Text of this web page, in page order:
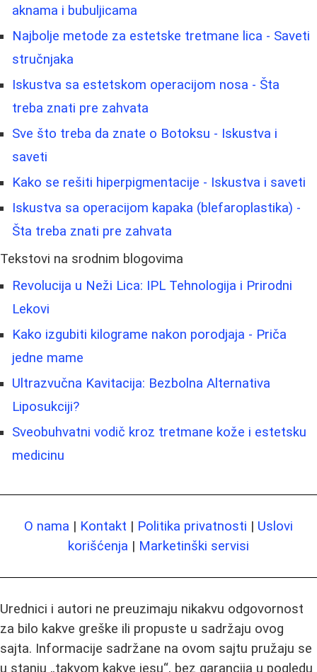
aknama i bubuljicama
Najbolje metode za estetske tretmane lica - Saveti
stručnjaka
Iskustva sa estetskom operacijom nosa - Šta
treba znati pre zahvata
Sve što treba da znate o Botoksu - Iskustva i
saveti
Kako se rešiti hiperpigmentacije - Iskustva i saveti
Iskustva sa operacijom kapaka (blefaroplastika) -
Šta treba znati pre zahvata
Tekstovi na srodnim blogovima
Revolucija u Neži Lica: IPL Tehnologija i Prirodni
Lekovi
Kako izgubiti kilograme nakon porodjaja - Priča
jedne mame
Ultrazvučna Kavitacija: Bezbolna Alternativa
Liposukciji?
Sveobuhvatni vodič kroz tretmane kože i estetsku
medicinu
O nama | Kontakt | Politika privatnosti | Uslovi
korišćenja | Marketinški servisi
Urednici i autori ne preuzimaju nikakvu odgovornost
za bilo kakve greške ili propuste u sadržaju ovog
sajta. Informacije sadržane na ovom sajtu pružaju se
u stanju „takvom kakve jesu“, bez garancija u pogledu